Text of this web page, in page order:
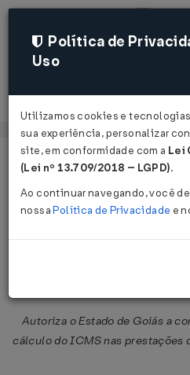
Página Inicial Legislações
Convênio
Autoriza o Estado de Goiás a
cálculo do ICMS nas prestações
Política de
Uso
Utilizamos cookies e
sua experiência, personalizar
site, em conformidade com a Lei
(Lei nº 13.709/2018 – LGPD).
Ao continuar navegando, você
nossaPolítica de Privacidade e